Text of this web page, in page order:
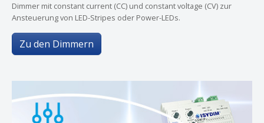
Dimmer mit constant current (CC) und constant voltage (CV) zur
Ansteuerung von LED-Stripes oder Power-LEDs.
Zu den Dimmern